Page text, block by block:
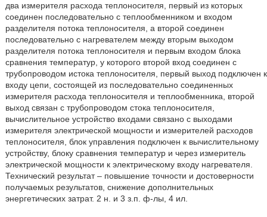
два измерителя расхода теплоносителя, первый из которых
соединен последовательно с теплообменником и входом
разделителя потока теплоносителя, а второй соединен
последовательно с нагревателем между вторым выходом
разделителя потока теплоносителя и первым входом блока
сравнения температур, у которого второй вход соединен с
трубопроводом истока теплоносителя, первый выход подключен к
входу цепи, состоящей из последовательно соединенных
измерителя расхода теплоносителя и теплообменника, второй
выход связан с трубопроводом стока теплоносителя,
вычислительное устройство входами связано с выходами
измерителя электрической мощности и измерителей расходов
теплоносителя, блок управления подключен к вычислительному
устройству, блоку сравнения температур и через измеритель
электрической мощности к электрическому входу нагревателя.
Технический результат – повышение точности и достоверности
получаемых результатов, снижение дополнительных
энергетических затрат. 2 н. и 3 з.п. ф-лы, 4 ил.